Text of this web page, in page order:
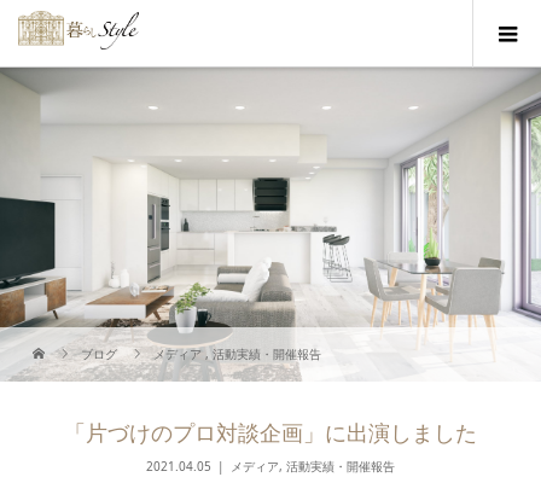
ブログ メディア ,活動実績・開催報告
「片づけのプロ対談企画」に出演しました
2021.04.05 メディア, 活動実績・開催報告